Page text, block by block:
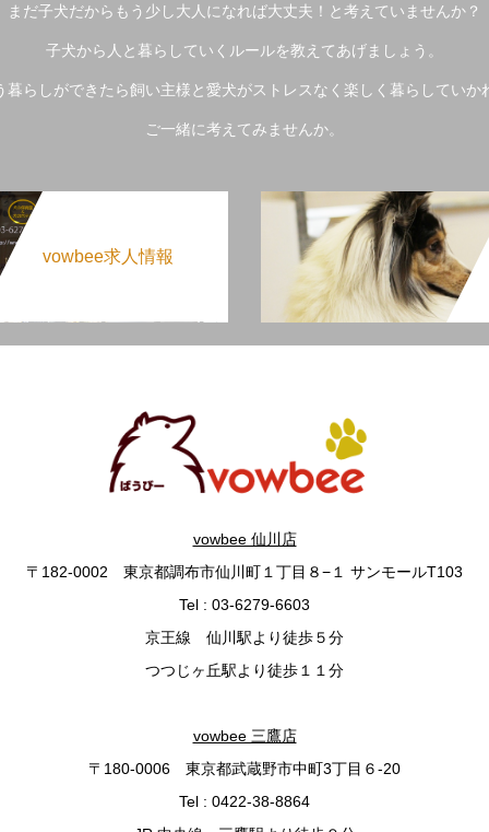
まだ子犬だからもう少し大人になれば大丈夫！と考えていませんか？
子犬から人と暮らしていくルールを教えてあげましょう。
暮らしができたら飼い主様と愛犬がストレスなく楽しく暮らしていか
ご一緒に考えてみませんか。
vowbee求人情報
vowbee 仙川店
〒182-0002 東京都調布市仙川町１丁目８−１ サンモールT103
Tel : 03-6279-6603
京王線 仙川駅より徒歩５分
つつじヶ丘駅より徒歩１１分
vowbee 三鷹店
〒180-0006 東京都武蔵野市中町3丁目６-20
Tel : 0422-38-8864